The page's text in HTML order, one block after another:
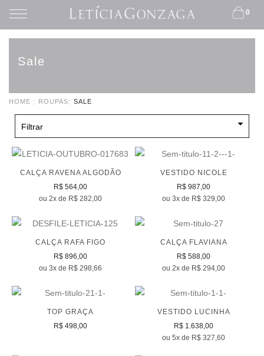
0
Sale
HOME ROUPAS SALE
Filtrar
CALÇA RAVENA ALGODÃO
R$ 564,00
ou 2x de R$ 282,00
VESTIDO NICOLE
R$ 987,00
ou 3x de R$ 329,00
CALÇA RAFA FIGO
R$ 896,00
ou 3x de R$ 298,66
CALÇA FLAVIANA
R$ 588,00
ou 2x de R$ 294,00
TOP GRAÇA
R$ 498,00
VESTIDO LUCINHA
R$ 1.638,00
ou 5x de R$ 327,60